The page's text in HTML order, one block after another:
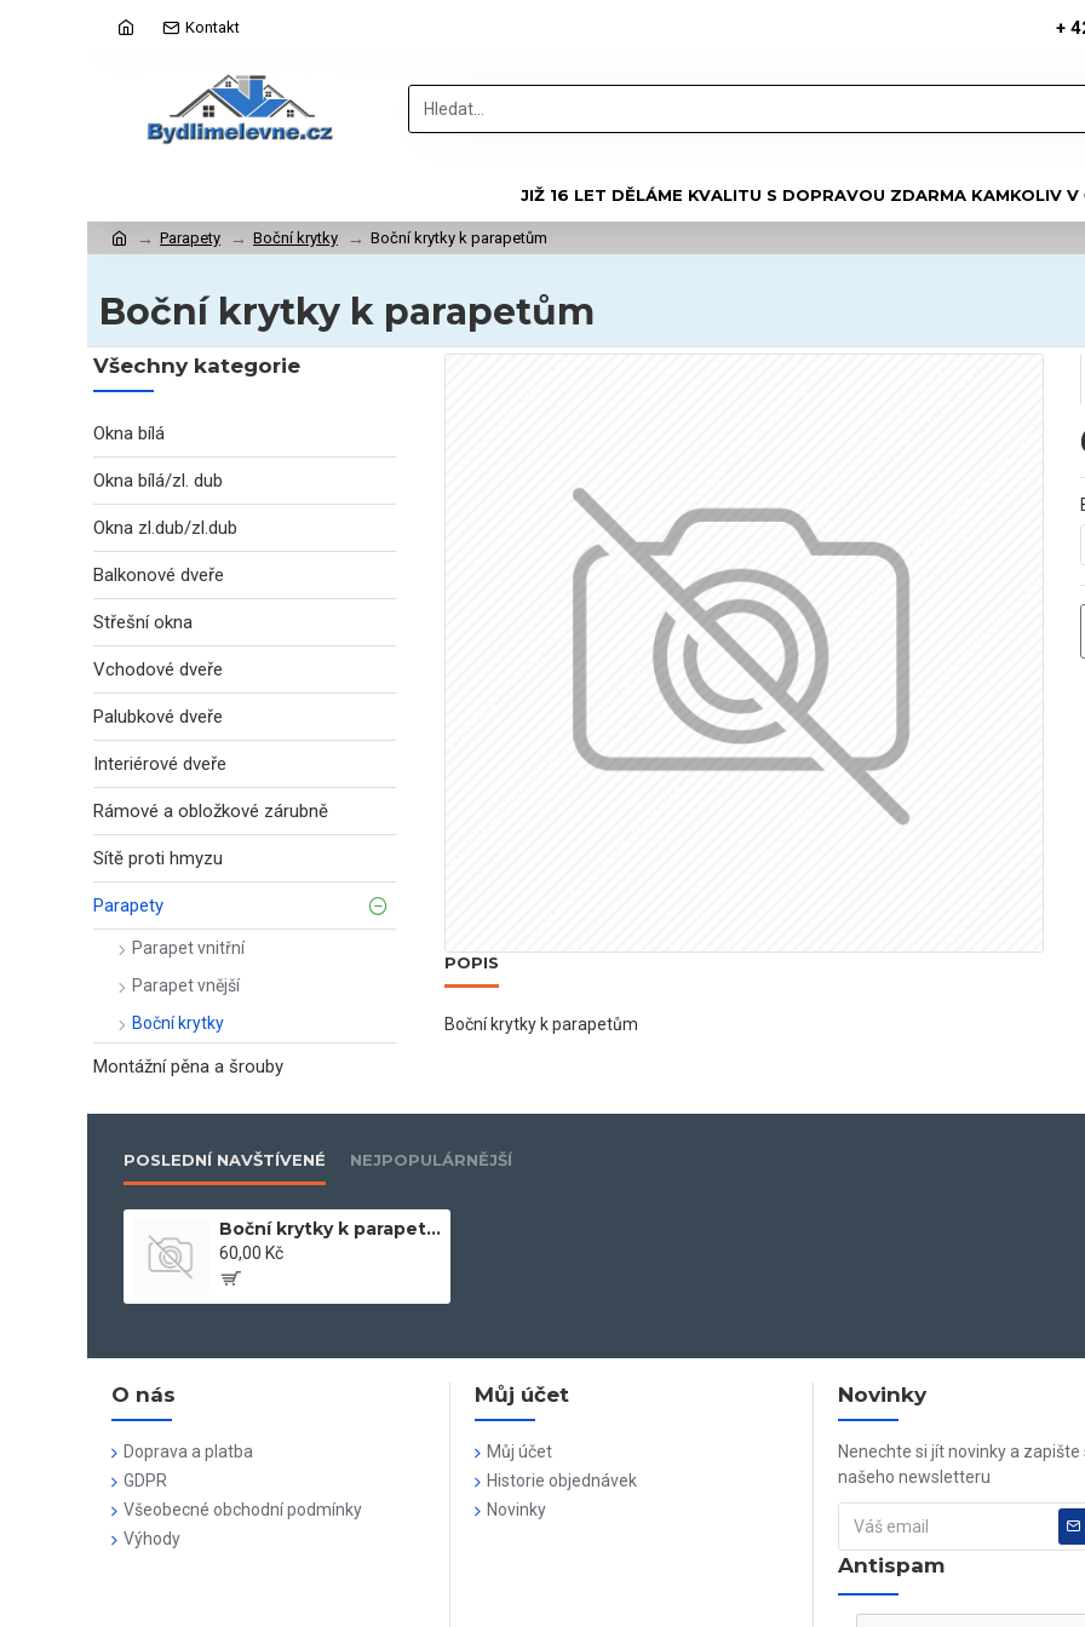
Kontakt +
JIŽ 16 LET DĚLÁME KVALITU S DOPRAVOU ZDARMA KAMKOLIV V
Parapety Boční krytky Boční krytky k parapetům
Boční krytky k parapetům
Všechny kategorie
Okna bílá
Okna bílá/zl. dub
Okna zl.dub/zl.dub
Balkonové dveře
Střešní okna
Vchodové dveře
Palubkové dveře
Interiérové dveře
Rámové a obložkové zárubně
Sítě proti hmyzu
Parapety
Parapet vnitřní
Parapet vnější
Boční krytky
Montážní pěna a šrouby
POPIS
Boční krytky k parapetům
POSLEDNÍ NAVŠTÍVENÉ NEJPOPULÁRNĚJŠÍ
Boční krytky k parapetům
60,00 Kč
O nás
Doprava a platba
GDPR
Všeobecné obchodní podmínky
Výhody
Můj účet
Můj účet
Historie objednávek
Novinky
Novinky
Nenechte si jít novinky a zapište
našeho newsletteru
Antispam